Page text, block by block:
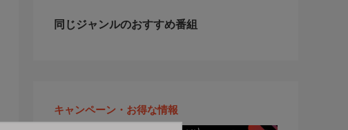
同じジャンルのおすすめ番組
キャンペーン・お得な情報